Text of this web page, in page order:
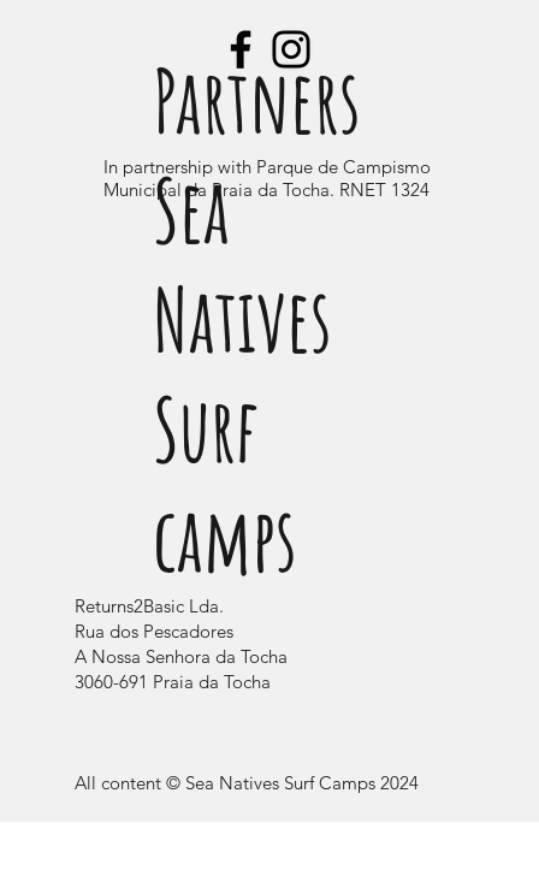
Sea
Natives
Surf
camps
Returns2Basic Lda.
Rua dos Pescadores
A Nossa Senhora da Tocha
3060-691 Praia da Tocha
All content © Sea Natives Surf Camps 2024
In partnership with Parque de Campismo
Municipal da Praia da Tocha. RNET 1324
Partners